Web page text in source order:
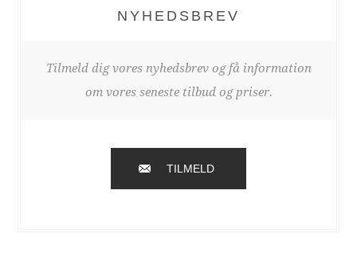
NYHEDSBREV
Tilmeld dig vores nyhedsbrev og få information
om vores seneste tilbud og priser.
TILMELD